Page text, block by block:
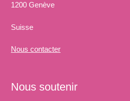
1200 Genève
Suisse
Nous contacter
Nous soutenir